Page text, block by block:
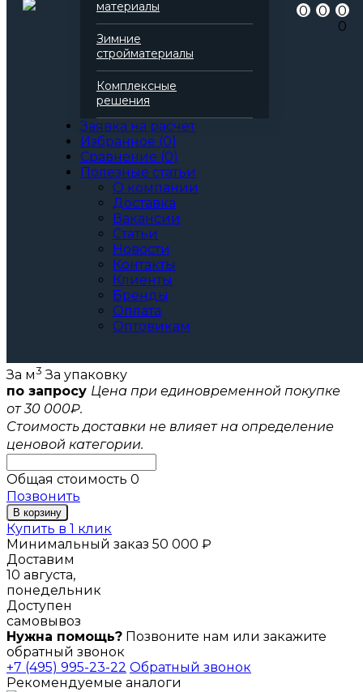
материалы
Зимние
стройматериалы
Комплексные
решения
Заявка на расчет
Избранное (0)
Сравнение (0)
Полезные статьи
О компании
Доставка
Вакансии
Статьи
Новости
Контакты
Клиенты
Бренды
Оплата
Оптовикам
0 0
0
0
Rockwool
Руф Баттс
Н Ламелла
Базальтовая вата
Все характеристики
За м3 За упаковку
по запросу Цена при единовременной покупке
от 30 000₽.
Стоимость доставки не влияет на определение
ценовой категории.
Общая стоимость 0
Позвонить
В корзину
Купить в 1 клик
Минимальный заказ 50 000 ₽
Доставим
10 августа,
понедельник
Доступен
самовывоз
Нужна помощь? Позвоните нам или закажите
обратный звонок
+7 (495) 995-23-22 Обратный звонок
Рекомендуемые аналоги